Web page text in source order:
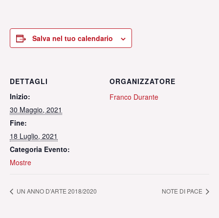
Salva nel tuo calendario
DETTAGLI
Inizio:
30 Maggio, 2021
Fine:
18 Luglio, 2021
Categoria Evento:
Mostre
ORGANIZZATORE
Franco Durante
UN ANNO D’ARTE 2018/2020 NOTE DI PACE